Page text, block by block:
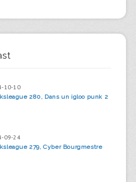
10-10
280, Dans un igloo punk 2
09-24
279, Cyber Bourgmestre